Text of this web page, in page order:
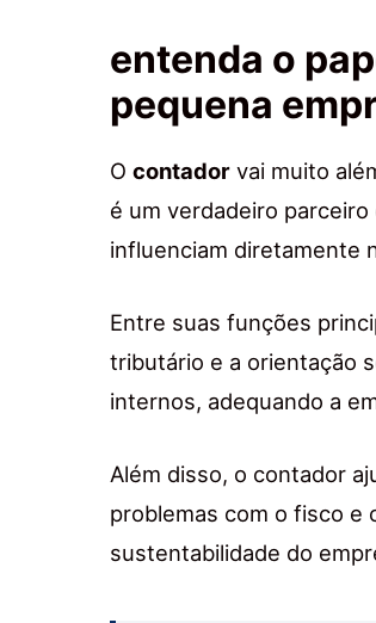
entenda o
pequena
O contador vai muito
é um verdadeiro
influenciam diretamente
Entre suas funções
tributário e a orientação
internos, adequando a
Além disso, o contador
problemas com o fisco e
sustentabilidade do